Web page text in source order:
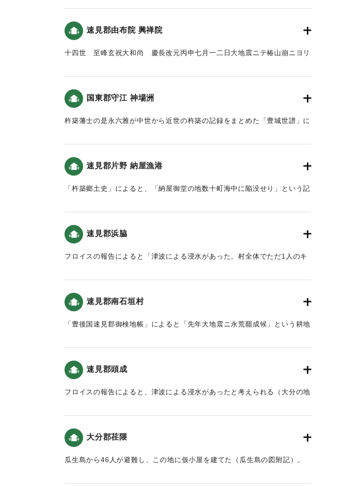
遷不人力所及 幸祭亦遂廃絶 安政四丁巳年左記之者
愁歎幸祭之廃絶年久 献田献金而新築離宮立川之西岸***
於此幸祭再興 㩀録此縁由石 以傳永世不朽
北乙丸村
一 五札壹貫文目 溝口甚平
同村
(南面)
一 同 八百ノ拾文目 荒木村 立川織平
字中川西町
一 田 壹坪 北乙丸村 渡邉善左ヱ門
世話人 溝口甚平 藤原方重
同 加藤祐助 藤原信榮
*碑文では、坐の右側「人」は「口」で表記
**町誌 湯布院町別巻における碑文の写しでは、「耵奉鎮」の記載はない
***町誌 湯布院町別巻における碑文の写しでは、「両岸」と記載
当乙丸村宮園に鎮座する若宮八幡宮は弘仁十四年四月に、豊前国宇佐八幡宮
の御分霊として祭られた。毎年八月十五日に幸祭が行われ、奈良田の離宮の
恒例となった。慶長元年七月一日より、連日連夜大地震が起き、同七日夜よ
川の両村は滅亡し、村の跡地は山の様に石が積まれたのみとなった。この災
害に遭った者はあまりにも多く数えることができなかった。また、当離宮に
もこの災害が及んだ。加えて、この災害の被害に遭った各村の家屋、田畑も
仏崎）というというので捜してみたら果たしてあった。そこで沖の浜に道場
を再建し、本尊を安置し、威徳寺という名前をつけた（豊陽古事談）。境内
にある古い五輪塔は、かつて島にあったものと伝えられている。
｜固有コード:00028044
速見郡由布院 興禅院
十四世 至峰玄祝大和尚 慶長改元丙申七月一二日大地震ニテ椿山崩ニヨリ
（慶長元年（改元）丙申（ひのえさる）七月一二日、大地震にて椿山が崩壊
したことにより興禅院の殿堂と共に亡くなった。至峰玄祝和尚は興禅院に一
八年住んだ。）
【出典：以心伝心（平岡虎峰、1976）（挟間史談会 梅野敏明氏の報告によ
国東郡守江 神場洲
杵築藩士の是永六雅が中世から近世の杵築の記録をまとめた「豊城世譜」に
「（神場洲の内側は）天下無双の港でしたが津波によって海底へ沈没してし
まいました。」という記述がある（大分の地震と津波）。
この地の津波高は、羽鳥(1985)によると4〜5メートルと推定されている。
｜固有コード:00028038
速見郡片野 納屋漁港
「杵築郷土史」によると、「納屋御堂の地数十町海中に陥没せり」という記
速見郡浜脇
フロイスの報告によると「津波による浸水があった。村全体でただ1人のキ
「豊後国速見郡御検地帳」によると「先年大地震ニ永荒罷成候」という耕地
があった。
速見郡南石垣村
「豊後国速見郡御検地帳」によると「先年大地震ニ永荒罷成候」という耕地
速見郡頭成
フロイスの報告によると、津波による浸水があったと考えられる（大分の地
大分郡荏隈
瓜生島から46人が避難し、この地に仮小屋を建てた（瓜生島の図附記）。
｜固有コード:00028029